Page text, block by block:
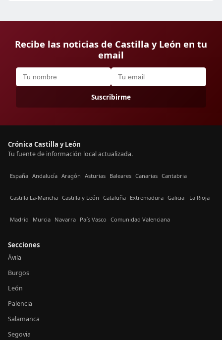
Recibe las noticias de Castilla y León en tu
email
Suscribirme
Crónica Castilla y León
Tu fuente de información local actualizada.
España Andalucía Aragón Asturias Baleares Canarias Cantabria
Castilla La-Mancha Castilla y León Cataluña Extremadura Galicia La Rioja
Madrid Murcia Navarra País Vasco Comunidad Valenciana
Secciones
Ávila
Burgos
León
Palencia
Salamanca
Segovia